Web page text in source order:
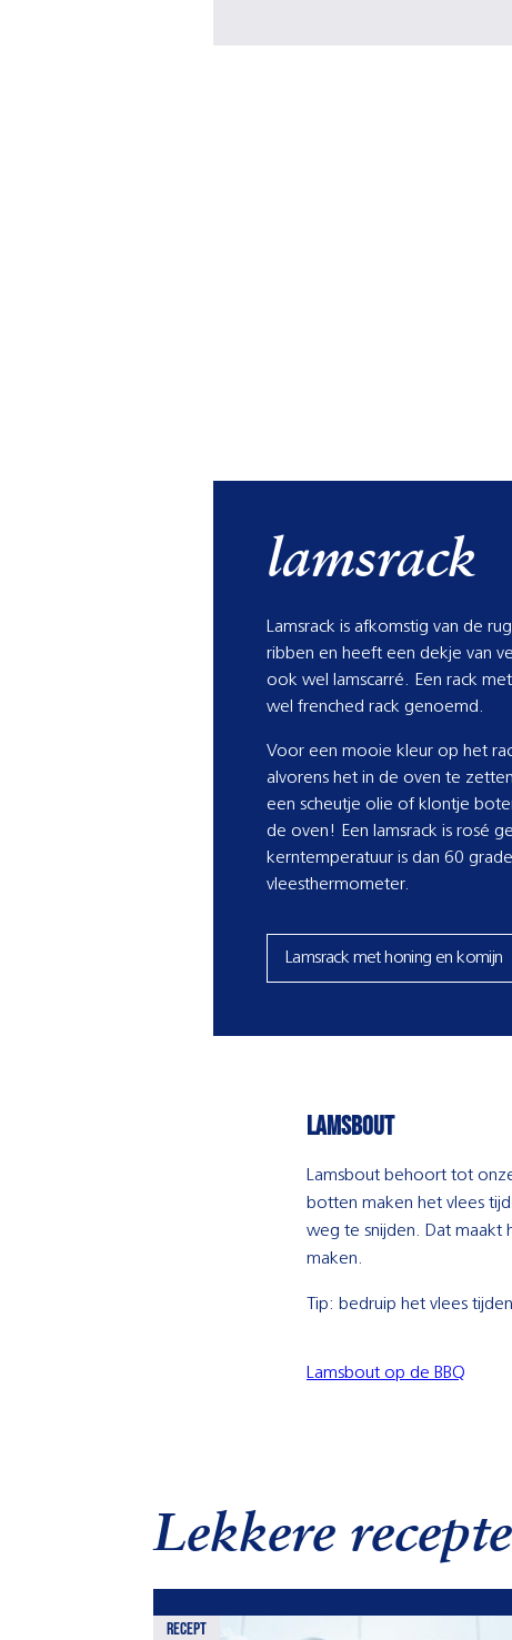
lamsrack
Lamsrack is afkomstig van de
ribben en heeft een dekje van
ook wel lamscarré. Een rack
wel frenched rack genoemd.
Voor een mooie kleur op het
alvorens het in de oven te
een scheutje olie of klontje
de oven! Een lamsrack is rosé
kerntemperatuur is dan 60
vleesthermometer.
Lamsrack met honing en komijn
lamsbout
Lamsbout behoort tot
botten maken het vlees
weg te snijden. Dat maakt
maken.
Tip: bedruip het vlees
Lamsbout op de BBQ
Lekkere
recept